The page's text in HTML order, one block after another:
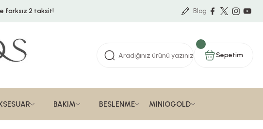
farksız 2 taksit! Blog
Sepetim
BAKIM BESLENME MINIOGOLD